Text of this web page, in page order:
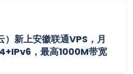
新上安徽联通VPS，月
，最高1000M带宽